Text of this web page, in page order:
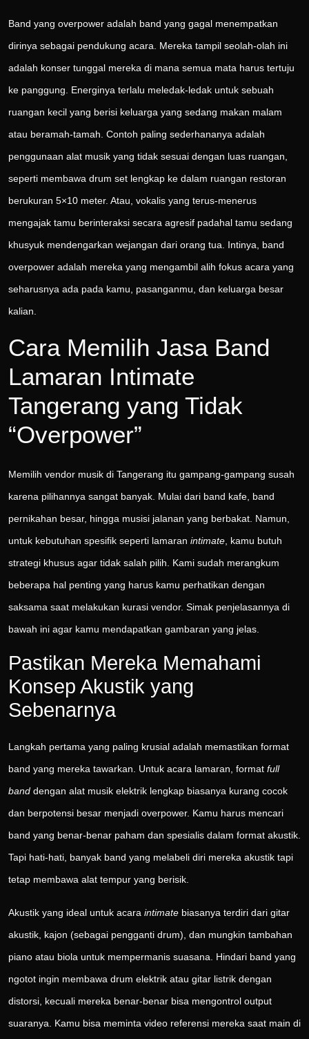
Band yang overpower adalah band yang gagal menempatkan
dirinya sebagai pendukung acara. Mereka tampil seolah-olah ini
adalah konser tunggal mereka di mana semua mata harus tertuju
ke panggung. Energinya terlalu meledak-ledak untuk sebuah
ruangan kecil yang berisi keluarga yang sedang makan malam
atau beramah-tamah. Contoh paling sederhananya adalah
penggunaan alat musik yang tidak sesuai dengan luas ruangan,
seperti membawa drum set lengkap ke dalam ruangan restoran
berukuran 5×10 meter. Atau, vokalis yang terus-menerus
mengajak tamu berinteraksi secara agresif padahal tamu sedang
khusyuk mendengarkan wejangan dari orang tua. Intinya, band
overpower adalah mereka yang mengambil alih fokus acara yang
seharusnya ada pada kamu, pasanganmu, dan keluarga besar
kalian.
Cara Memilih Jasa Band
Lamaran Intimate
Tangerang yang Tidak
“Overpower”
Memilih vendor musik di Tangerang itu gampang-gampang susah
karena pilihannya sangat banyak. Mulai dari band kafe, band
pernikahan besar, hingga musisi jalanan yang berbakat. Namun,
untuk kebutuhan spesifik seperti lamaran intimate , kamu butuh
strategi khusus agar tidak salah pilih. Kami sudah merangkum
beberapa hal penting yang harus kamu perhatikan dengan
saksama saat melakukan kurasi vendor. Simak penjelasannya di
bawah ini agar kamu mendapatkan gambaran yang jelas.
Pastikan Mereka Memahami
Konsep Akustik yang
Sebenarnya
Langkah pertama yang paling krusial adalah memastikan format
band yang mereka tawarkan. Untuk acara lamaran, format full
band dengan alat musik elektrik lengkap biasanya kurang cocok
dan berpotensi besar menjadi overpower. Kamu harus mencari
band yang benar-benar paham dan spesialis dalam format akustik.
Tapi hati-hati, banyak band yang melabeli diri mereka akustik tapi
tetap membawa alat tempur yang berisik.
Akustik yang ideal untuk acara intimate biasanya terdiri dari gitar
akustik, kajon (sebagai pengganti drum), dan mungkin tambahan
piano atau biola untuk mempermanis suasana. Hindari band yang
ngotot ingin membawa drum elektrik atau gitar listrik dengan
distorsi, kecuali mereka benar-benar bisa mengontrol output
suaranya. Kamu bisa meminta video referensi mereka saat main di